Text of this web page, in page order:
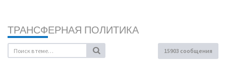
ТРАНСФЕРНАЯ ПОЛИТИКА
15903 сообщения